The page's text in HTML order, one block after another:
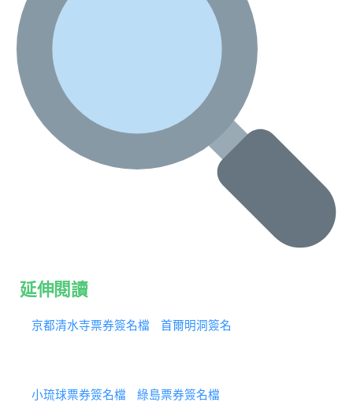
延伸閱讀
京都清水寺票券簽名檔 首爾明洞簽名
小琉球票券簽名檔 綠島票券簽名檔